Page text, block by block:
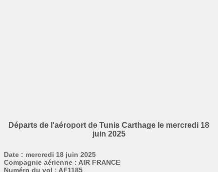
Départs de l'aéroport de Tunis Carthage le mercredi 18
juin 2025
Date : mercredi 18 juin 2025
Compagnie aérienne : AIR FRANCE
Numéro du vol : AF1185